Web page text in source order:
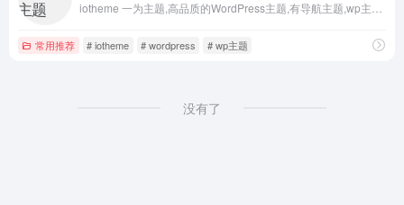
常用推荐 # iotheme # wordpress # wp主题
没有了